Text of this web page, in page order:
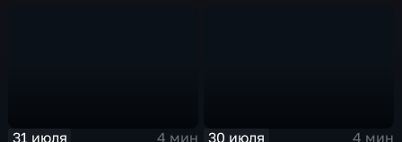
31 июля
4 мин
30 июля
4 мин